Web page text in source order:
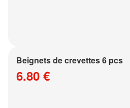
Beignets de crevettes 6 pcs
6.80 €